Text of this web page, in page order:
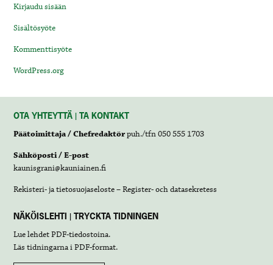
Kirjaudu sisään
Sisältösyöte
Kommenttisyöte
WordPress.org
OTA YHTEYTTÄ | TA KONTAKT
Päätoimittaja / Chefredaktörpuh./tfn 050 555 1703
Sähköposti / E-post
kaunisgrani@kauniainen.fi
Rekisteri- ja tietosuojaseloste – Register- och datasekretess
NÄKÖISLEHTI | TRYCKTA TIDNINGEN
Lue lehdetPDF-tiedostoina.
Läs tidningarna iPDF-format.